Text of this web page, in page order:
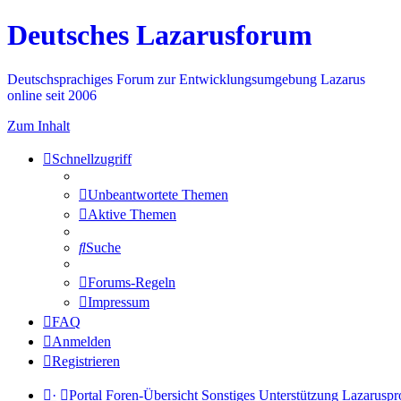
Deutsches Lazarusforum
Deutschsprachiges Forum zur Entwicklungsumgebung Lazarus
online seit 2006
Zum Inhalt
Schnellzugriff
Unbeantwortete Themen
Aktive Themen
Suche
Forums-Regeln
Impressum
FAQ
Anmelden
Registrieren
· Portal Foren-Übersicht Sonstiges Unterstützung